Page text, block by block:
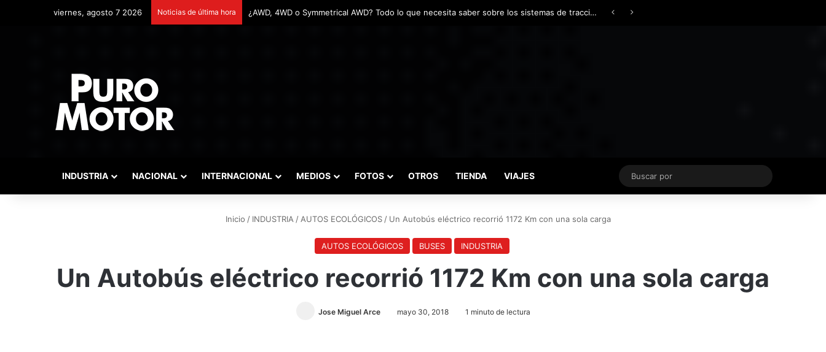
viernes, agosto 7 2026 Noticias de última hora Remontadas marcaron el inicio del Campeonato de Invierno de Kartismo
INDUSTRIA NACIONAL INTERNACIONAL MEDIOS FOTOS OTROS TIENDA VIAJES
Buscar
por
Inicio / INDUSTRIA / AUTOS ECOLÓGICOS / Un Autobús eléctrico recorrió 1172 Km con una sola carga
AUTOS ECOLÓGICOS BUSES INDUSTRIA
Un Autobús eléctrico recorrió 1172 Km con una sola carga
Jose Miguel Arce mayo 30, 2018 1 minuto de lectura